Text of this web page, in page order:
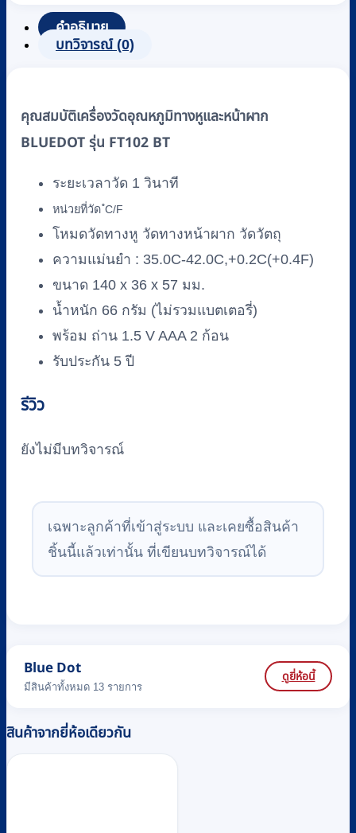
ทาง
หู
BLUEDOT
รุ่น
คำอธิบาย
บทวิจารณ์ (0)
คุณสมบัติเครื่องวัดอุณหภูมิทางหูและหน้าผาก
BLUEDOT รุ่น FT102 BT
ระยะเวลาวัด 1 วินาที
หน่วยที่วัด ํC/F
โหมดวัดทางหู วัดทางหน้าผาก วัดวัตถุ
ความแม่นยำ : 35.0C-42.0C,+0.2C(+0.4F)
ขนาด 140 x 36 x 57 มม.
น้ำหนัก 66 กรัม (ไม่รวมแบตเตอรี่)
พร้อม ถ่าน 1.5 V AAA 2 ก้อน
รับประกัน 5 ปี
รีวิว
ยังไม่มีบทวิจารณ์
เฉพาะลูกค้าที่เข้าสู่ระบบ และเคยซื้อสินค้า
ชิ้นนี้แล้วเท่านั้น ที่เขียนบทวิจารณ์ได้
Blue Dot
มีสินค้าทั้งหมด 13 รายการ
ดูยี่ห้อนี้
สินค้าจากยี่ห้อเดียวกัน